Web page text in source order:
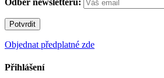
Odběr newsletteru:
Objednat předplatné zde
Přihlášení